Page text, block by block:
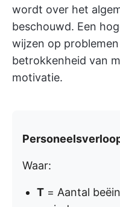
wordt over het
beschouwd. Een
wijzen op
betrokkenheid van
motivatie.
Waar:
T = Aantal